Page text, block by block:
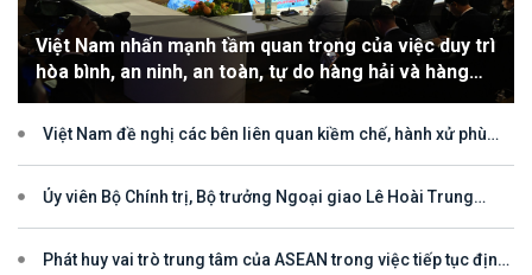
Việt Nam nhấn mạnh tầm quan trọng của việc duy trì
hòa bình, an ninh, an toàn, tự do hàng hải và hàng
không
Việt Nam đề nghị các bên liên quan kiềm chế, hành xử phù
phán đối với vùng đặc quyền kinh tế và thềm lục địa của quốc gia
ven biển
Ủy viên Bộ Chính trị, Bộ trưởng Ngoại giao Lê Hoài Trung
Phát huy vai trò trung tâm của ASEAN trong việc tiếp tục định